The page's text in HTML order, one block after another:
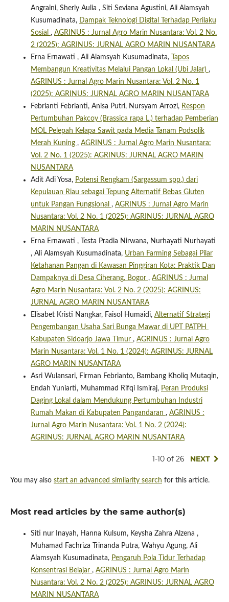
Angraini, Sherly Aulia , Siti Seviana Agustini, Ali Alamsyah
Kusumadinata, Dampak Teknologi Digital Terhadap Perilaku
Sosial , AGRINUS : Jurnal Agro Marin Nusantara: Vol. 2 No.
2 (2025): AGRINUS: JURNAL AGRO MARIN NUSANTARA
Erna Ernawati , Ali Alamsyah Kusumadinata,
Tapos
Membangun Kreativitas Melalui Pangan Lokal (Ubi Jalar) ,
AGRINUS : Jurnal Agro Marin Nusantara: Vol. 2 No. 1
(2025): AGRINUS: JURNAL AGRO MARIN NUSANTARA
Febrianti Febrianti, Anisa Putri, Nursyam Arrozi, Respon
Pertumbuhan Pakcoy (Brassica rapa L.) terhadap Pemberian
MOL Pelepah Kelapa Sawit pada Media Tanam Podsolik
Merah Kuning , AGRINUS : Jurnal Agro Marin Nusantara:
Vol. 2 No. 1 (2025): AGRINUS: JURNAL AGRO MARIN
NUSANTARA
Adit Adi Yosa, Potensi Rengkam (Sargassum spp.) dari
Kepulauan Riau sebagai Tepung Alternatif Bebas Gluten
untuk Pangan Fungsional , AGRINUS : Jurnal Agro Marin
Nusantara: Vol. 2 No. 1 (2025): AGRINUS: JURNAL AGRO
MARIN NUSANTARA
Erna Ernawati , Testa Pradia Nirwana, Nurhayati Nurhayati
, Ali Alamsyah Kusumadinata, Urban Farming Sebagai Pilar
Ketahanan Pangan di Kawasan Pinggiran Kota: Praktik Dan
Dampaknya di Desa Ciherang, Bogor , AGRINUS : Jurnal
Agro Marin Nusantara: Vol. 2 No. 2 (2025): AGRINUS:
JURNAL AGRO MARIN NUSANTARA
Elisabet Kristi Nangkar, Faisol Humaidi, Alternatif Strategi
Pengembangan Usaha Sari Bunga Mawar di UPT PATPH
Kabupaten Sidoarjo Jawa Timur , AGRINUS : Jurnal Agro
Marin Nusantara: Vol. 1 No. 1 (2024): AGRINUS: JURNAL
AGRO MARIN NUSANTARA
Asri Wulansari, Firman Febrianto, Bambang Kholiq Mutaqin,
Endah Yuniarti, Muhammad Rifqi Ismiraj, Peran Produksi
Daging Lokal dalam Mendukung Pertumbuhan Industri
Rumah Makan di Kabupaten Pangandaran , AGRINUS :
Jurnal Agro Marin Nusantara: Vol. 1 No. 2 (2024):
AGRINUS: JURNAL AGRO MARIN NUSANTARA
1-10 of 26 NEXT
You may also start an advanced similarity search for this article.
Most read articles by the same author(s)
Siti nur Inayah, Hanna Kulsum, Keysha Zahra Alzena ,
Muhamad Fachriza Trinanda Putra, Wahyu Agung, Ali
Alamsyah Kusumadinata, Pengaruh Pola Tidur Terhadap
Konsentrasi Belajar , AGRINUS : Jurnal Agro Marin
Nusantara: Vol. 2 No. 2 (2025): AGRINUS: JURNAL AGRO
MARIN NUSANTARA